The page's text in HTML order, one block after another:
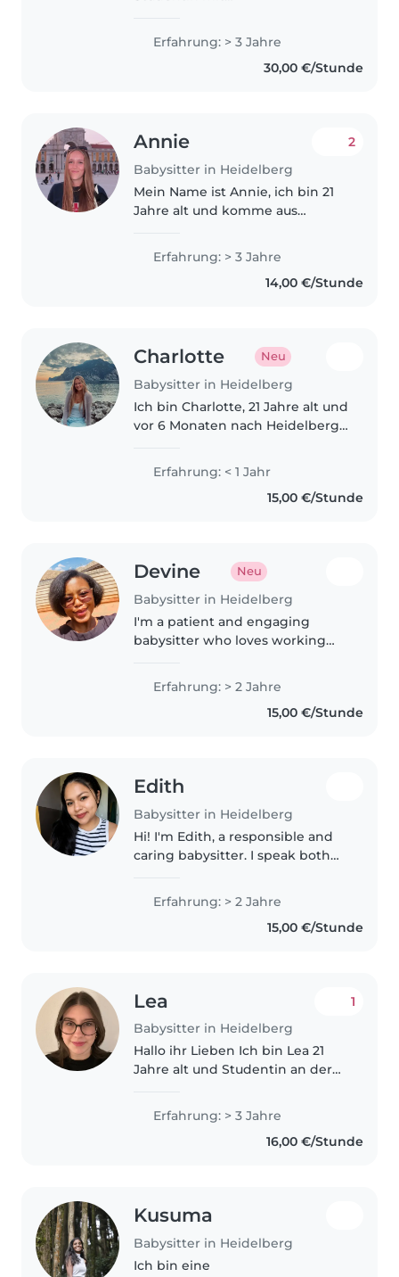
Deutsch, Englisch, Persisch und
Türkisch. Ich biete seit einigen
Erfahrung: > 3 Jahre
30,00 €/Stunde
Annie
Babysitter in Heidelberg
2
Mein Name ist Annie, ich bin 21
Jahre alt und komme aus
fröhliche und
verantwortungsbewusste
Person, die großen Spaß am
Erfahrung: > 3 Jahre
14,00 €/Stunde
Charlotte Neu
Babysitter in Heidelberg
Ich bin Charlotte, 21 Jahre alt und
vor 6 Monaten nach Heidelberg
Grundschullehramt studiere. In
meiner Freizeit trinke ich gerne
Kaffee, spiele Kniffel, tanze..
Erfahrung: < 1 Jahr
15,00 €/Stunde
Devine Neu
Babysitter in Heidelberg
I'm a patient and engaging
babysitter who loves working
experience across all age groups,
I offer language games,
storytelling, and homework
Erfahrung: > 2 Jahre
15,00 €/Stunde
Edith
Babysitter in Heidelberg
Hi! I'm Edith, a responsible and
caring babysitter. I speak both
robotics to children of different
ages. I have also worked..
Erfahrung: > 2 Jahre
15,00 €/Stunde
Lea
Babysitter in Heidelberg
1
Hallo ihr Lieben Ich bin Lea 21
Jahre alt und Studentin an der
Heidelberg. Dort studiere ich
Frühkindliche und Elementar
Bildung. Ich konnte bereits viel..
Erfahrung: > 3 Jahre
16,00 €/Stunde
Kusuma
Babysitter in Heidelberg
Ich bin eine